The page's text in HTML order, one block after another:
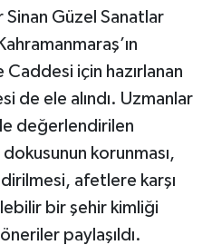
Sinan Güzel Sanatlar
için hazırlanan
de ele alındı. Uzmanlar
değerlendirilen
korunması,
afetlere karşı
bir şehir kimliği
paylaşıldı.